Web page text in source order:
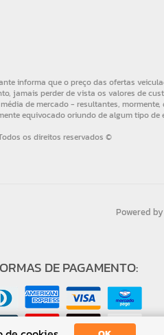
Powered by
DE PAGAMENTO: